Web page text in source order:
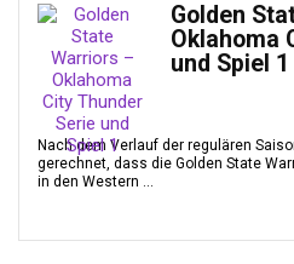
Golden
Oklahoma
und Spiel 1
Nach dem Verlauf der regulären
gerechnet, dass die Golden State
in den Western ...